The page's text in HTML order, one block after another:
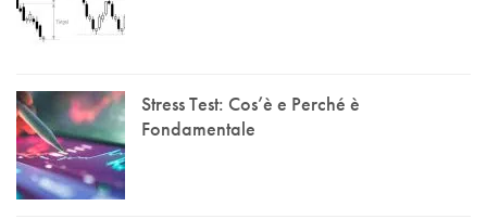
Stress Test: Cos’è e Perché è
Fondamentale